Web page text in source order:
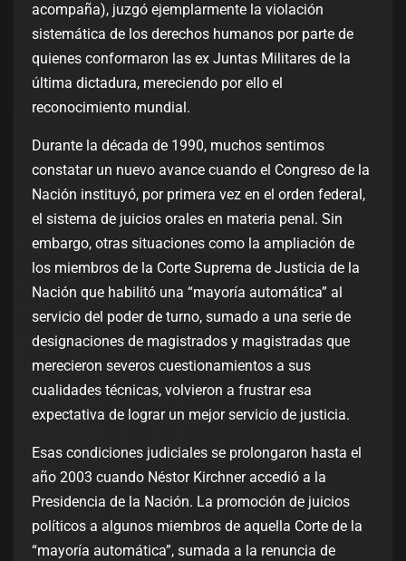
acompaña), juzgó ejemplarmente la violación
sistemática de los derechos humanos por parte de
quienes conformaron las ex Juntas Militares de la
última dictadura, mereciendo por ello el
reconocimiento mundial.
Durante la década de 1990, muchos sentimos
constatar un nuevo avance cuando el Congreso de la
Nación instituyó, por primera vez en el orden federal,
el sistema de juicios orales en materia penal. Sin
embargo, otras situaciones como la ampliación de
los miembros de la Corte Suprema de Justicia de la
Nación que habilitó una “mayoría automática” al
servicio del poder de turno, sumado a una serie de
designaciones de magistrados y magistradas que
merecieron severos cuestionamientos a sus
cualidades técnicas, volvieron a frustrar esa
expectativa de lograr un mejor servicio de justicia.
Esas condiciones judiciales se prolongaron hasta el
año 2003 cuando Néstor Kirchner accedió a la
Presidencia de la Nación. La promoción de juicios
políticos a algunos miembros de aquella Corte de la
“mayoría automática”, sumada a la renuncia de